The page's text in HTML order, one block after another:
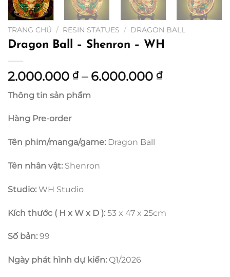
TRANG CHỦ / RESIN STATUES / DRAGON BALL
Dragon Ball – Shenron – WH
2.000.000 ₫ – 6.000.000 ₫Khoảng
Thông tin sản phẩm
Hàng Pre-order
Tên phim/manga/game: Dragon Ball
Tên nhân vật: Shenron
Studio: WH Studio
Kích thước ( H x W x D ): 53 x 47 x 25cm
Số bản: 99
Ngày phát hình dự kiến: Q1/2026